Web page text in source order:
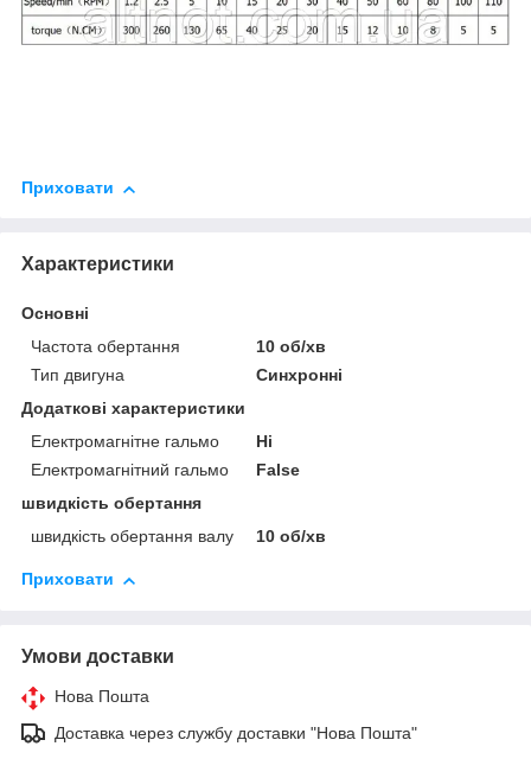
Приховати
Характеристики
Основні
Частота обертання
10 об/хв
Тип двигуна
Синхронні
Додаткові характеристики
Електромагнітне гальмо
Ні
Електромагнітний гальмо
False
швидкість обертання
швидкість обертання валу
10 об/хв
Приховати
Умови доставки
Нова Пошта
Доставка через службу доставки "Нова Пошта"